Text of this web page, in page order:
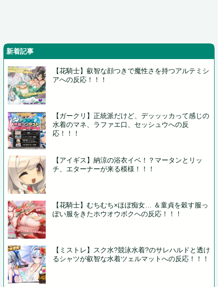
新着記事
【花騎士】叡智な顔つきで魔性さを持つアルテミシ
アへの反応！！！
【ガークリ】正統派だけど、デッッッカって感じの
水着のマネ、ラファエ口、セッシュウへの反
応！！！
【アイギス】納涼の浴衣イベ！？マータンとリッ
チ、エターナーが来る模様！！！
【花騎士】むちむち×ほぼ痴女… ＆童貞を穀す服っ
ぽい服をきたホウオウボクへの反応！！！
【ミストレ】スク水?競泳水着?のサレハルドと透け
るシャツが叡智な水着ツェルマットへの反応！！！